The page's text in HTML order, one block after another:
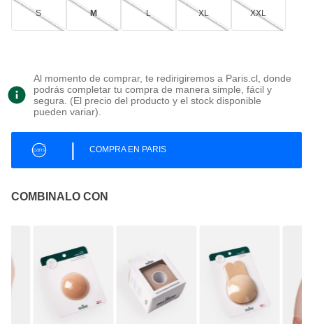
S M L XL XXL
Al momento de comprar, te redirigiremos a Paris.cl, donde
podrás completar tu compra de manera simple, fácil y
segura. (El precio del producto y el stock disponible
pueden variar).
| COMPRA EN PARIS
COMBINALO CON